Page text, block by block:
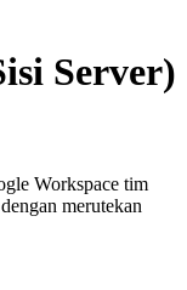
Server)
Workspace tim
merutekan